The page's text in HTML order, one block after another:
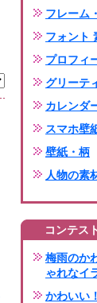
フレーム
フォント
プロフィ
グリーテ
カレンダ
スマホ壁
壁紙・柄
人物の素
コンテス
梅雨のか
ゃれなイ
かわいい